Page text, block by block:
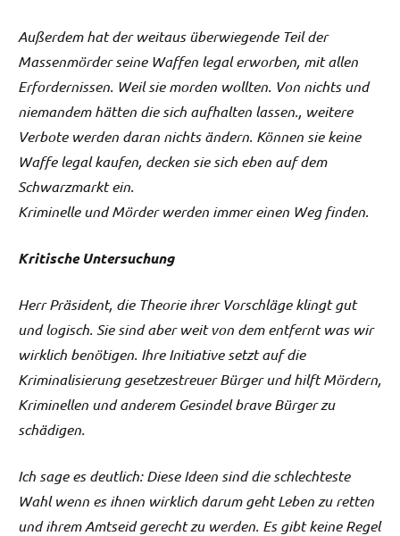
Außerdem hat der weitaus überwiegende Teil der
Massenmörder seine Waffen legal erworben, mit allen
Erfordernissen. Weil sie morden wollten. Von nichts und
niemandem hätten die sich aufhalten lassen., weitere
Verbote werden daran nichts ändern. Können sie keine
Waffe legal kaufen, decken sie sich eben auf dem
Schwarzmarkt ein.
Kriminelle und Mörder werden immer einen Weg finden.
Kritische Untersuchung
Herr Präsident, die Theorie ihrer Vorschläge klingt gut
und logisch. Sie sind aber weit von dem entfernt was wir
wirklich benötigen. Ihre Initiative setzt auf die
Kriminalisierung gesetzestreuer Bürger und hilft Mördern,
Kriminellen und anderem Gesindel brave Bürger zu
schädigen.
Ich sage es deutlich: Diese Ideen sind die schlechteste
Wahl wenn es ihnen wirklich darum geht Leben zu retten
und ihrem Amtseid gerecht zu werden. Es gibt keine Regel